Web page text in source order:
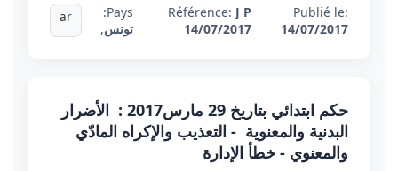
Publié le:
14/07/2017
Référence: J P
14/07/2017
Pays:
تونس,
ar
حكم ابتدائي بتاريخ 29 مارس2017 : الأضرار
البدنية والمعنوية - التعذيب والإكراه المادّي
والمعنوي - خطأ الإدارة